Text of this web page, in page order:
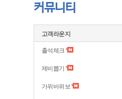
커뮤니티
고객라운지
출석체크
제비뽑기
가위바위보